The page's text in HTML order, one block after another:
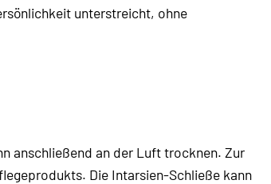
unterstreicht, ohne
anschließend an der Luft trocknen. Zur
Die Intarsien-Schließe kann